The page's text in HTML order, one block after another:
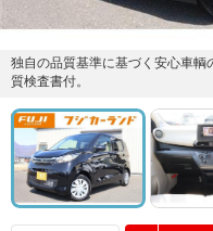
独自の品質基準に基づく安心車輌
質検査書付。